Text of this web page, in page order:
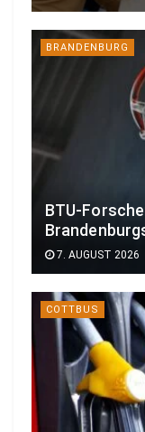
BRANDENBURG
BTU-
7. AUGUST 2026
COTTBUS